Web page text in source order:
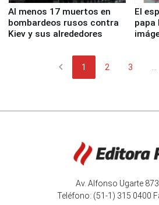
Al menos 17 muertos en
bombardeos rusos contra
Kiev y sus alrededores
El
papa
chevron_left 1 2 3
Av. Alfonso Ugarte 873
Teléfono: (51-1) 315 0400